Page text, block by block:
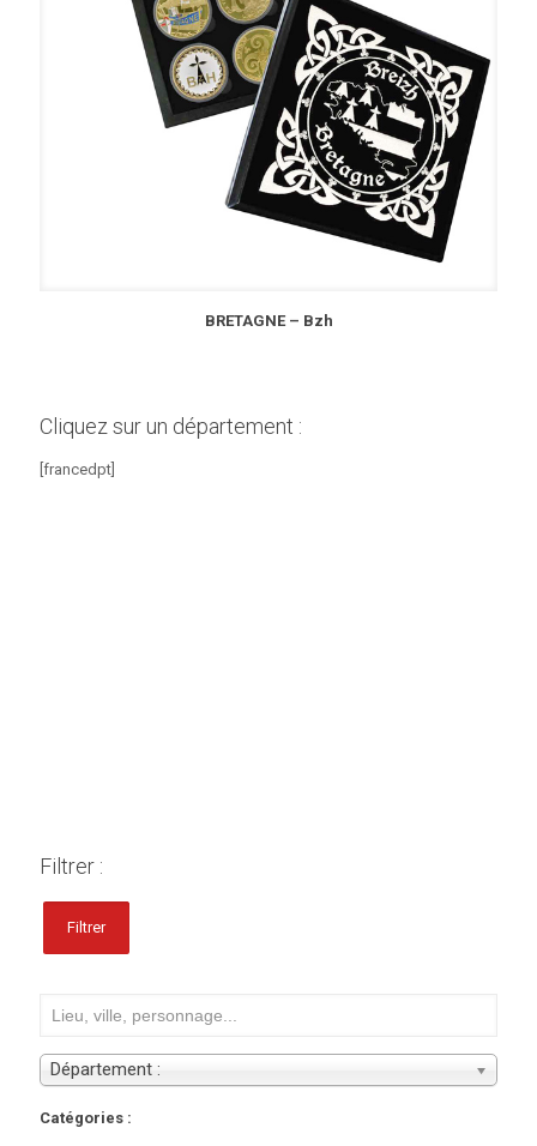
BRETAGNE – Bzh
Cliquez sur un département :
[francedpt]
Filtrer :
Filtrer
Département :
Catégories :